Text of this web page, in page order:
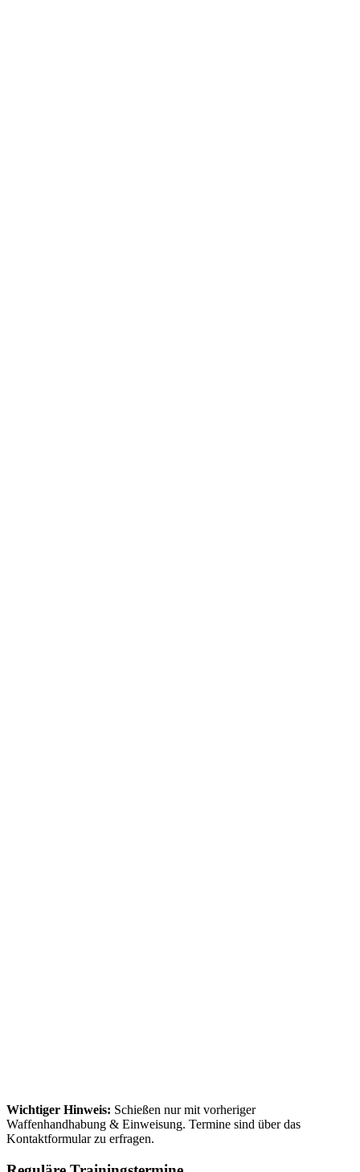
Wichtiger Hinweis: Schießen nur mit vorheriger
Waffenhandhabung & Einweisung. Termine sind über das
Kontaktformular zu erfragen.